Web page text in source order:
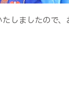
しましたので、